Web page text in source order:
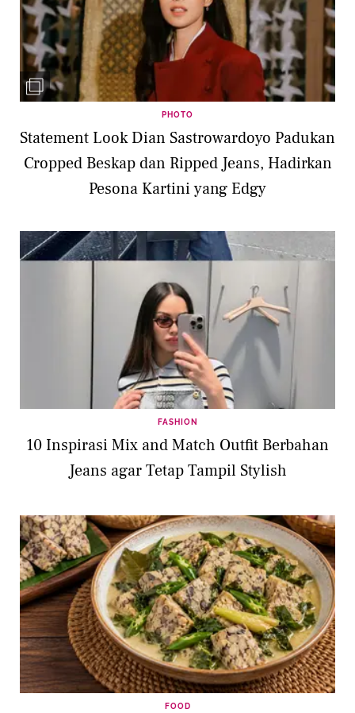
PHOTO
Statement Look Dian Sastrowardoyo Padukan
Cropped Beskap dan Ripped Jeans, Hadirkan
Pesona Kartini yang Edgy
FASHION
10 Inspirasi Mix and Match Outfit Berbahan
Jeans agar Tetap Tampil Stylish
FOOD